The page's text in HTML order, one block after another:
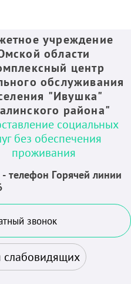
учреждение
области
центр
обслуживания
"Ивушка"
района"
социальных
без обеспечения
проживания
телефон Горячей линии
звонок
слабовидящих